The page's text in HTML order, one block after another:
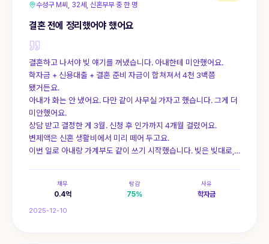
수성구 M씨, 32세, 신혼부부 중 한 명
결혼 전에 정리했어야 했어요
결혼하고 나서야 빚 얘기를 꺼냈습니다. 아내한테 미안했어요.
학자금 + 신용대출 + 결혼 준비 자금이 합쳐져서 4천 3백쯤
됐거든요.
아내가 화는 안 냈어요. 다만 같이 사무실 가자고 했습니다. 그게 더
미안했어요.
상담 받고 결정한 게 3월. 신청 후 인가까지 4개월 걸렸어요.
변제액은 신혼 생활비에서 미리 떼어 두고요.
이번 일로 아내랑 가계부도 같이 쓰기 시작했습니다. 빚은 빚대로,
채무
0.4억
탕감
75%
사유
학자금
2025-12-10